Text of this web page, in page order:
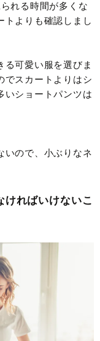
れる時間が多くな
トよりも確認しまし
る可愛い服を選びま
でスカートよりはシ
いショートパンツは
いので、小ぶりなネ
ければいけないこ